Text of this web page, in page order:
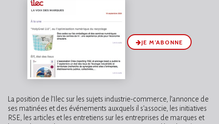
JE M’ABONNE
La position de l’Ilec sur les sujets industrie-commerce, l’annonce de
ses matinées et des événements auxquels il s’associe, les initiatives
RSE, les articles et les entretiens sur les entreprises de marques et